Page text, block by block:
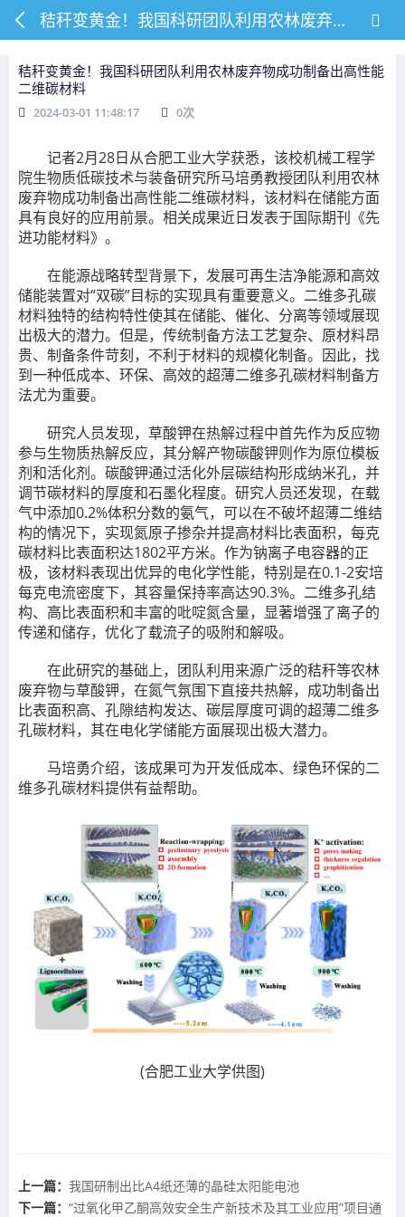
秸秆变黄金！我国科研团队利用农林废弃物成功制备出高性能二维碳材料
秸秆变黄金！我国科研团队利用农林废弃物成功制备出高性能
二维碳材料
2024-03-01 11:48:17 0次
记者2月28日从合肥工业大学获悉，该校机械工程学
院生物质低碳技术与装备研究所马培勇教授团队利用农林
废弃物成功制备出高性能二维碳材料，该材料在储能方面
具有良好的应用前景。相关成果近日发表于国际期刊《先
进功能材料》。
在能源战略转型背景下，发展可再生洁净能源和高效
储能装置对“双碳”目标的实现具有重要意义。二维多孔碳
材料独特的结构特性使其在储能、催化、分离等领域展现
出极大的潜力。但是，传统制备方法工艺复杂、原材料昂
贵、制备条件苛刻，不利于材料的规模化制备。因此，找
到一种低成本、环保、高效的超薄二维多孔碳材料制备方
法尤为重要。
研究人员发现，草酸钾在热解过程中首先作为反应物
参与生物质热解反应，其分解产物碳酸钾则作为原位模板
剂和活化剂。碳酸钾通过活化外层碳结构形成纳米孔，并
调节碳材料的厚度和石墨化程度。研究人员还发现，在载
气中添加0.2%体积分数的氨气，可以在不破坏超薄二维结
构的情况下，实现氮原子掺杂并提高材料比表面积，每克
碳材料比表面积达1802平方米。作为钠离子电容器的正
极，该材料表现出优异的电化学性能，特别是在0.1-2安培
每克电流密度下，其容量保持率高达90.3%。二维多孔结
构、高比表面积和丰富的吡啶氮含量，显著增强了离子的
传递和储存，优化了载流子的吸附和解吸。
在此研究的基础上，团队利用来源广泛的秸秆等农林
废弃物与草酸钾，在氮气氛围下直接共热解，成功制备出
比表面积高、孔隙结构发达、碳层厚度可调的超薄二维多
孔碳材料，其在电化学储能方面展现出极大潜力。
马培勇介绍，该成果可为开发低成本、绿色环保的二
维多孔碳材料提供有益帮助。
(合肥工业大学供图)
上一篇： 我国研制出比A4纸还薄的晶硅太阳能电池
下一篇： “过氧化甲乙酮高效安全生产新技术及其工业应用”项目通